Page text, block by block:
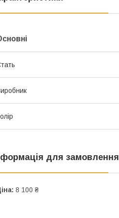
для замовлення
8 100 ₴